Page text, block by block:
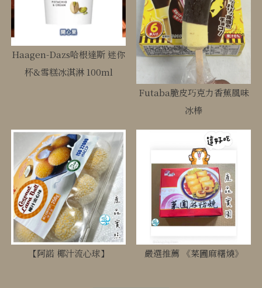
Haagen-Dazs哈根達斯 迷你
杯&雪糕冰淇淋 100ml
Futaba脆皮巧克力香蕉風味
冰棒
【阿諾 椰汁流心球】 嚴選推薦 《菜圃麻糬燒》